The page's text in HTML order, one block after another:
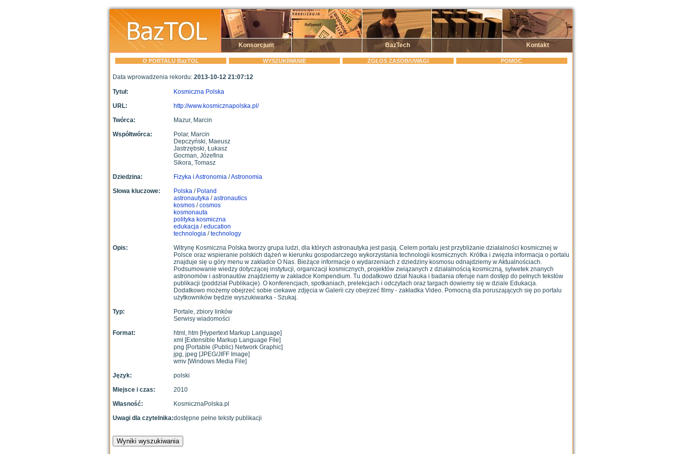
Konsorcjum BazTech Kontakt
O PORTALU BazTOL WYSZUKIWANIE ZGŁOŚ ZASÓB/UWAGI POMOC
Data wprowadzenia rekordu: 2013-10-12 21:07:12
Tytuł:
Kosmiczna Polska
URL:
http://www.kosmicznapolska.pl/
Twórca:
Mazur, Marcin
Współtwórca:
Polar, Marcin
Depczyński, Maeusz
Jastrzębski, Łukasz
Gocman, Józefina
Sikora, Tomasz
Dziedzina:
Fizyka i Astronomia/Astronomia
Słowa kluczowe:
Polska/ Poland
astronautyka/astronautics
kosmos/cosmos
kosmonauta
polityka kosmiczna
edukacja/education
technologia/technology
Opis:
Witrynę Kosmiczna Polska tworzy grupa ludzi, dla których astronautyka jest pasją. Celem portalu jest przybliżanie działalności kosmicznej w
Polsce oraz wspieranie polskich dążeń w kierunku gospodarczego wykorzystania technologii kosmicznych. Krótka i zwięzła informacja o portalu
znajduje się u góry menu w zakładce O Nas. Bieżące informacje o wydarzeniach z dziedziny kosmosu odnajdziemy w Aktualnościach.
Podsumowanie wiedzy dotyczącej instytucji, organizacji kosmicznych, projektów związanych z działalnością kosmiczną, sylwetek znanych
astronomów i astronautów znajdziemy w zakładce Kompendium. Tu dodatkowo dział Nauka i badania oferuje nam dostęp do pełnych tekstów
publikacji (poddział Publikacje). O konferencjach, spotkaniach, prelekcjach i odczytach oraz targach dowiemy się w dziale Edukacja.
Dodatkowo możemy obejrzeć sobie ciekawe zdjęcia w Galerii czy obejrzeć filmy - zakładka Video. Pomocną dla poruszających się po portalu
użytkowników będzie wyszukiwarka - Szukaj.
Typ:
Portale, zbiory linków
Serwisy wiadomości
Format:
html, htm [Hypertext Markup Language]
xml [Extensible Markup Language File]
png [Portable (Public) Network Graphic]
jpg, jpeg [JPEG/JIFF Image]
wmv [Windows Media File]
Język:
polski
Miejsce i czas:
2010
Własność:
KosmicznaPolska.pl
Uwagi dla czytelnika:dostępne pełne teksty publikacji